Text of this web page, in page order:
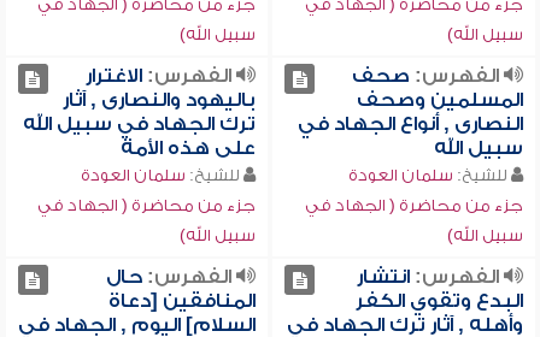
جزء من محاضرة ( الجهاد في
سبيل الله)
جزء من محاضرة ( الجهاد في
سبيل الله)
الفهرس: صحف
المسلمين وصحف
النصارى , أنواع الجهاد في
سبيل الله
للشيخ: سلمان العودة
جزء من محاضرة ( الجهاد في
سبيل الله)
الفهرس:الاغترار
باليهود والنصارى , آثار
ترك الجهاد في سبيل الله
على هذه الأمة
للشيخ: سلمان العودة
جزء من محاضرة ( الجهاد في
سبيل الله)
الفهرس:انتشار
البدع وتقوي الكفر
وأهله , آثار ترك الجهاد في
الفهرس:حال
المنافقين [دعاة
السلام] اليوم , الجهاد في